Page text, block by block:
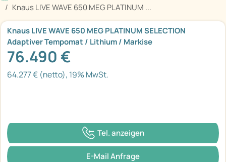
Knaus LIVE WAVE 650 MEG PLATINUM ...
Knaus LIVE WAVE 650 MEG PLATINUM SELECTION
Adaptiver Tempomat / Lithium / Markise
76.490 €
64.277 € (netto), 19% MwSt.
Tel. anzeigen
E-Mail Anfrage